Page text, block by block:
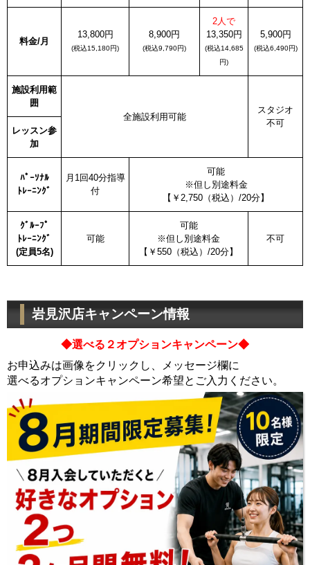
料金/月
13,800円
(税込15,180円)
8,900円
(税込9,790円)
2人で
13,350円
(税込14,685
円)
5,900円
(税込6,490円)
施設利用範
囲
全施設利用可能
スタジオ
不可
レッスン参
加
ﾊﾟｰｿﾅﾙ
ﾄﾚｰﾆﾝｸﾞ
月1回40分指導
付
可能
※但し別途料金
【￥2,750（税込）/20分】
ｸﾞﾙｰﾌﾟ
ﾄﾚｰﾆﾝｸﾞ
(定員5名)
可能
可能
※但し別途料金
【￥550（税込）/20分】
不可
岩見沢店キャンペーン情報
◆選べる２オプションキャンペーン◆
お申込みは画像をクリックし、メッセージ欄に
選べるオプションキャンペーン希望とご入力ください。